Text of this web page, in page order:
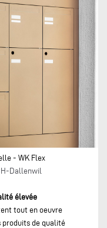
- WK Flex
Dallenwil
élevée
tout en oeuvre
produits de qualité